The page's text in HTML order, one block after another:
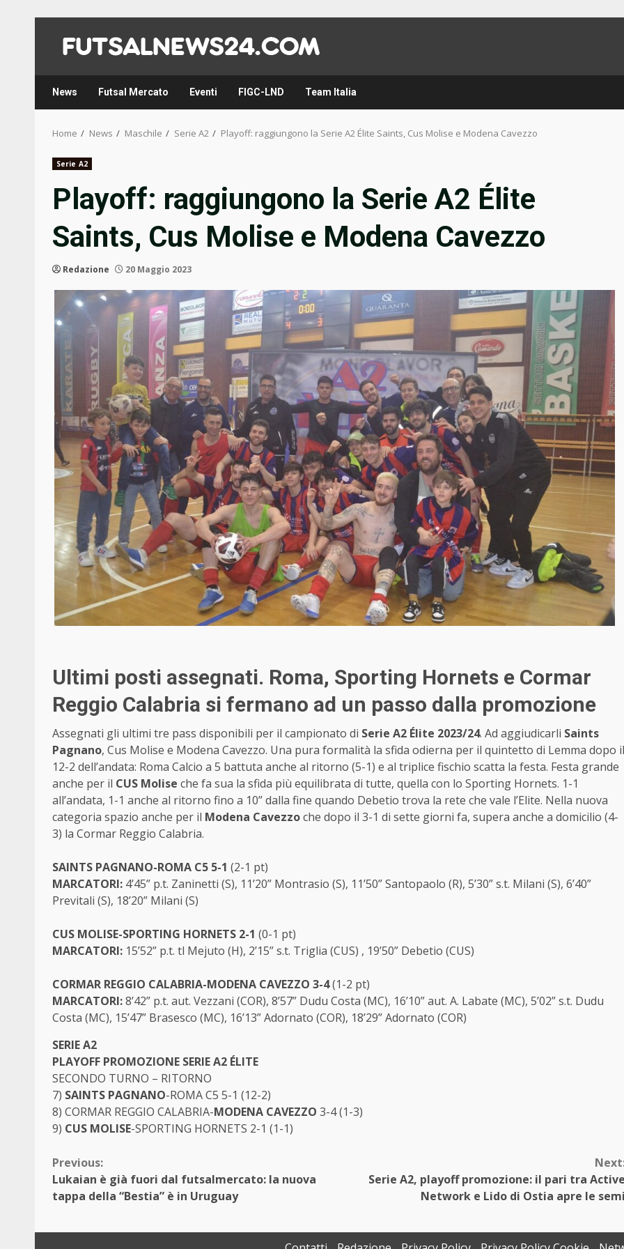
content
News Futsal Mercato Eventi FIGC-LND Team Italia
Home News Maschile Serie A2 Playoff: raggiungono la Serie A2 Élite Saints, Cus Molise e Modena Cavezzo
Serie A2
Playoff: raggiungono la Serie A2 Élite
Saints, Cus Molise e Modena Cavezzo
Redazione 20 Maggio 2023
Ultimi posti assegnati. Roma, Sporting Hornets e Cormar
Reggio Calabria si fermano ad un passo dalla promozione
Assegnati gli ultimi tre pass disponibili per il campionato di Serie A2 Élite 2023/24. Ad aggiudicarli Saints
Pagnano, Cus Molise e Modena Cavezzo. Una pura formalità la sfida odierna per il quintetto di Lemma dopo il
12-2 dell’andata: Roma Calcio a 5 battuta anche al ritorno (5-1) e al triplice fischio scatta la festa. Festa grande
anche per il CUS Molise che fa sua la sfida più equilibrata di tutte, quella con lo Sporting Hornets. 1-1
all’andata, 1-1 anche al ritorno fino a 10” dalla fine quando Debetio trova la rete che vale l’Elite. Nella nuova
categoria spazio anche per il Modena Cavezzoche dopo il 3-1 di sette giorni fa, supera anche a domicilio (4-
3) la Cormar Reggio Calabria.
SAINTS PAGNANO-ROMA C5 5-1 (2-1 pt)
MARCATORI: 4’45” p.t. Zaninetti (S), 11’20” Montrasio (S), 11’50” Santopaolo (R), 5’30” s.t. Milani (S), 6’40”
Previtali (S), 18’20” Milani (S)
CUS MOLISE-SPORTING HORNETS 2-1 (0-1 pt)
MARCATORI: 15’52” p.t. tl Mejuto (H), 2’15” s.t. Triglia (CUS) , 19’50” Debetio (CUS)
CORMAR REGGIO CALABRIA-MODENA CAVEZZO 3-4(1-2 pt)
MARCATORI:8’42” p.t. aut. Vezzani (COR), 8’57” Dudu Costa (MC), 16’10” aut. A. Labate (MC), 5’02” s.t. Dudu
Costa (MC), 15’47” Brasesco (MC), 16’13” Adornato (COR), 18’29” Adornato (COR)
SERIE A2
PLAYOFF PROMOZIONE SERIE A2 ÉLITE
SECONDO TURNO – RITORNO
7) SAINTS PAGNANO-ROMA C5 5-1 (12-2)
8) CORMAR REGGIO CALABRIA-MODENA CAVEZZO 3-4 (1-3)
9) CUS MOLISE-SPORTING HORNETS 2-1 (1-1)
Continue
Reading
Previous:
Lukaian è già fuori dal futsalmercato: la nuova
tappa della “Bestia” è in Uruguay
Serie A2, playoff promozione: il pari tra
Network e Lido di Ostia apre le